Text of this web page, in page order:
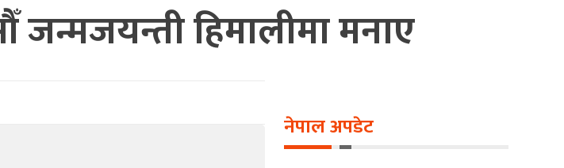
जन्मजयन्ती हिमालीमा मनाए
नेपाल अपडेट